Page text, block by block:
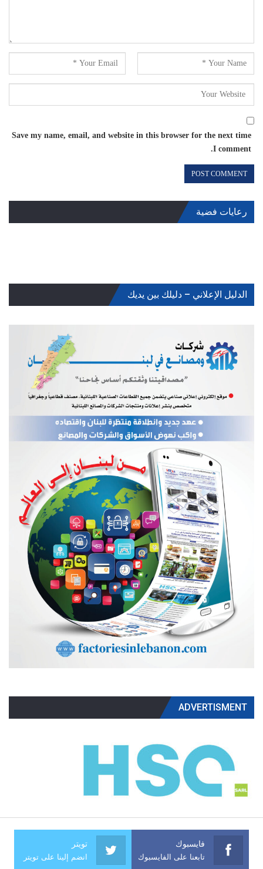
Save my name, email, and website in this browser for the next time
I comment.
رعايات فضية
الدليل الإعلاني – دليلك بين يديك
ADVERTISMENT
فايسبوك
تابعنا على الفايسبوك
تويتر
انضم إلينا على تويتر